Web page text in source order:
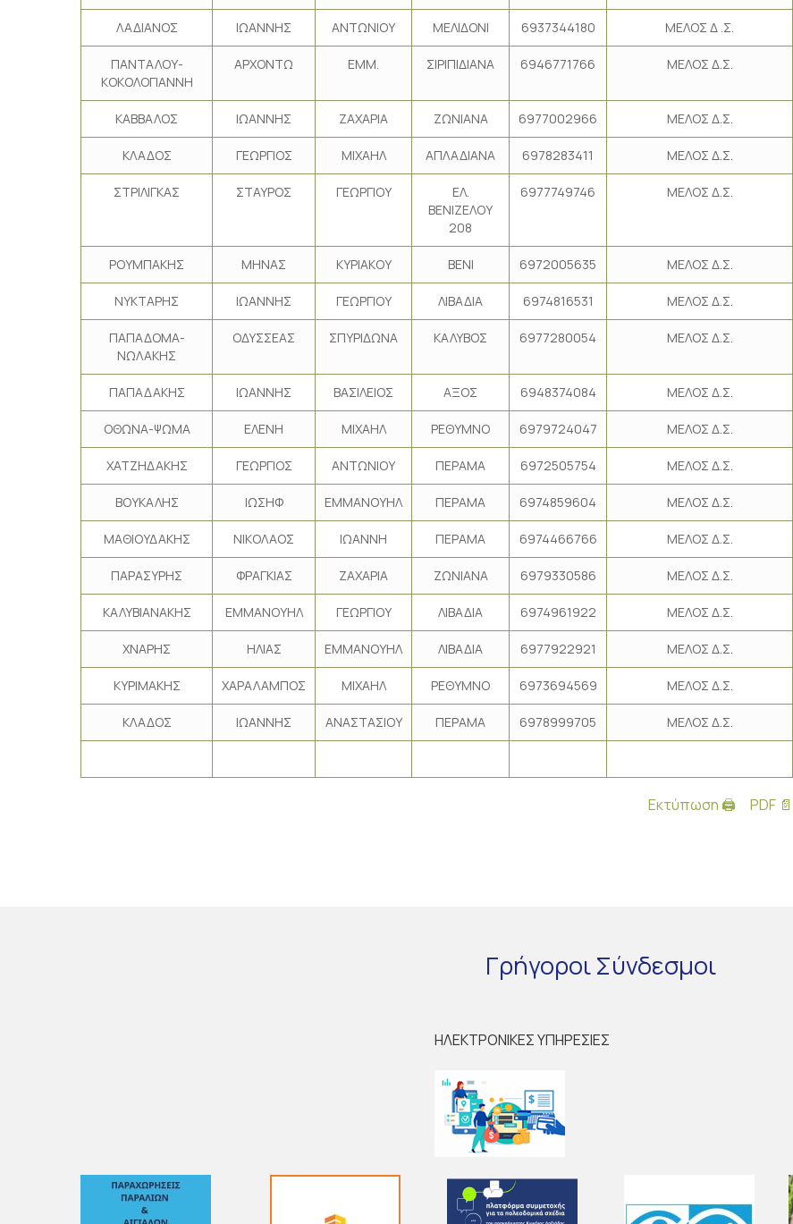
ΛΑΔΙΑΝΟΣ ΙΩΑΝΝΗΣ ΑΝΤΩΝΙΟΥ ΜΕΛΙΔΟΝΙ 6937344180 ΜΕΛΟΣ Δ .Σ.
ΠΑΝΤΑΛΟΥ-
ΚΟΚΟΛΟΓΙΑΝΝΗ
ΑΡΧΟΝΤΩ ΕΜΜ. ΣΙΡΙΠΙΔΙΑΝΑ 6946771766 ΜΕΛΟΣ Δ.Σ.
ΚΑΒΒΑΛΟΣ ΙΩΑΝΝΗΣ ΖΑΧΑΡΙΑ ΖΩΝΙΑΝΑ 6977002966 ΜΕΛΟΣ Δ.Σ.
ΚΛΑΔΟΣ ΓΕΩΡΓΙΟΣ ΜΙΧΑΗΛ ΑΠΛΑΔΙΑΝΑ 6978283411 ΜΕΛΟΣ Δ.Σ.
ΣΤΡΙΛΙΓΚΑΣ ΣΤΑΥΡΟΣ ΓΕΩΡΓΙΟΥ
ΕΛ.
ΒΕΝΙΖΕΛΟΥ
208
6977749746 ΜΕΛΟΣ Δ.Σ.
ΡΟΥΜΠΑΚΗΣ ΜΗΝΑΣ ΚΥΡΙΑΚΟΥ ΒΕΝΙ 6972005635 ΜΕΛΟΣ Δ.Σ.
ΝΥΚΤΑΡΗΣ ΙΩΑΝΝΗΣ ΓΕΩΡΓΙΟΥ ΛΙΒΑΔΙΑ 6974816531 ΜΕΛΟΣ Δ.Σ.
ΠΑΠΑΔΟΜΑ-
ΝΩΛΑΚΗΣ
ΟΔΥΣΣΕΑΣ ΣΠΥΡΙΔΩΝΑ ΚΑΛΥΒΟΣ 6977280054 ΜΕΛΟΣ Δ.Σ.
ΠΑΠΑΔΑΚΗΣ ΙΩΑΝΝΗΣ ΒΑΣΙΛΕΙΟΣ ΑΞΟΣ 6948374084 ΜΕΛΟΣ Δ.Σ.
ΟΘΩΝΑ-ΨΩΜΑ ΕΛΕΝΗ ΜΙΧΑΗΛ ΡΕΘΥΜΝΟ 6979724047 ΜΕΛΟΣ Δ.Σ.
ΧΑΤΖΗΔΑΚΗΣ ΓΕΩΡΓΙΟΣ ΑΝΤΩΝΙΟΥ ΠΕΡΑΜΑ 6972505754 ΜΕΛΟΣ Δ.Σ.
ΒΟΥΚΑΛΗΣ ΙΩΣΗΦ ΕΜΜΑΝΟΥΗΛ ΠΕΡΑΜΑ 6974859604 ΜΕΛΟΣ Δ.Σ.
ΜΑΘΙΟΥΔΑΚΗΣ ΝΙΚΟΛΑΟΣ ΙΩΑΝΝΗ ΠΕΡΑΜΑ 6974466766 ΜΕΛΟΣ Δ.Σ.
ΠΑΡΑΣΥΡΗΣ ΦΡΑΓΚΙΑΣ ΖΑΧΑΡΙΑ ΖΩΝΙΑΝΑ 6979330586 ΜΕΛΟΣ Δ.Σ.
ΚΑΛΥΒΙΑΝΑΚΗΣ ΕΜΜΑΝΟΥΗΛ ΓΕΩΡΓΙΟΥ ΛΙΒΑΔΙΑ 6974961922 ΜΕΛΟΣ Δ.Σ.
ΧΝΑΡΗΣ ΗΛΙΑΣ ΕΜΜΑΝΟΥΗΛ ΛΙΒΑΔΙΑ 6977922921 ΜΕΛΟΣ Δ.Σ.
ΚΥΡΙΜΑΚΗΣ ΧΑΡΑΛΑΜΠΟΣ ΜΙΧΑΗΛ ΡΕΘΥΜΝΟ 6973694569 ΜΕΛΟΣ Δ.Σ.
ΚΛΑΔΟΣ ΙΩΑΝΝΗΣ ΑΝΑΣΤΑΣΙΟΥ ΠΕΡΑΜΑ 6978999705 ΜΕΛΟΣ Δ.Σ.
Εκτύπωση 🖨 PDF 📄
ΓρήγοροιΣύνδεσμοι
ΗΛΕΚΤΡΟΝΙΚΕΣ ΥΠΗΡΕΣΙΕΣ